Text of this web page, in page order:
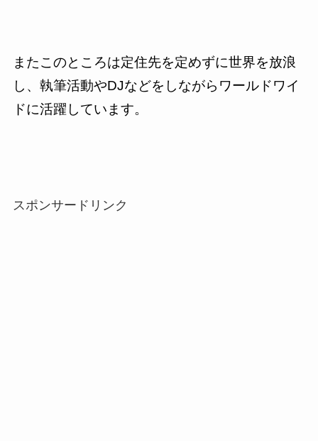
またこのところは定住先を定めずに世界を放浪
し、執筆活動やDJなどをしながらワールドワイ
ドに活躍しています。
スポンサードリンク